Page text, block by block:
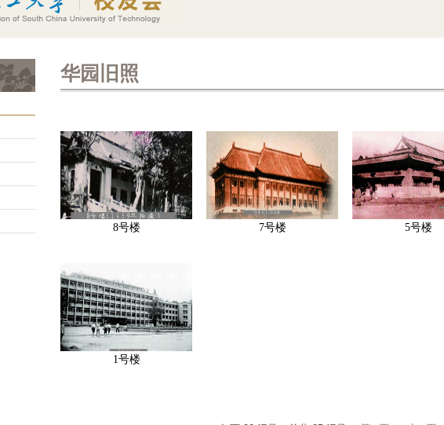
华园旧照
8号楼 7号楼 5号楼
1号楼